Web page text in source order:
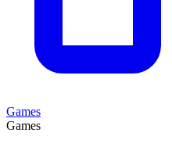
Games
Games